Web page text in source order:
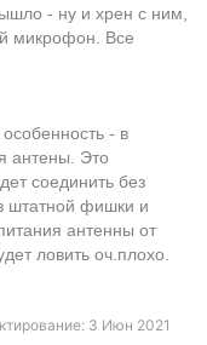
- ну и хрен с ним,
микрофон. Все
- в
антены. Это
соединить без
штатной фишки и
антенны от
ловить оч.плохо.
3 Июн 2021